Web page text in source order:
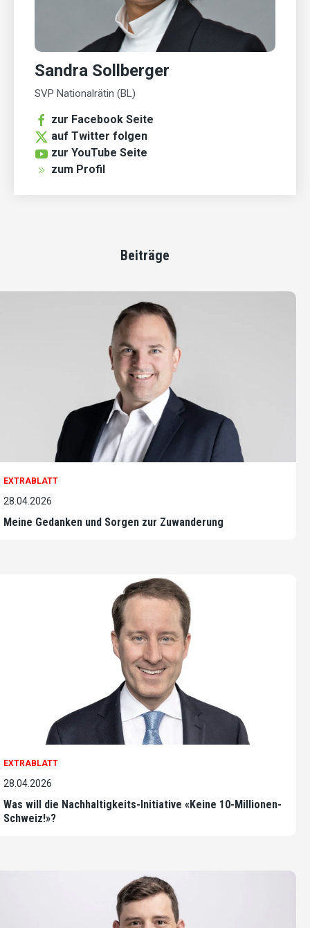
Sandra Sollberger
SVP Nationalrätin (BL)
zur Facebook Seite
auf Twitter folgen
zur YouTube Seite
zum Profil
Beiträge
EXTRABLATT
28.04.2026
Meine Gedanken und Sorgen zur Zuwanderung
EXTRABLATT
28.04.2026
Was will die Nachhaltigkeits-Initiative «Keine 10-Millionen-
Schweiz!»?